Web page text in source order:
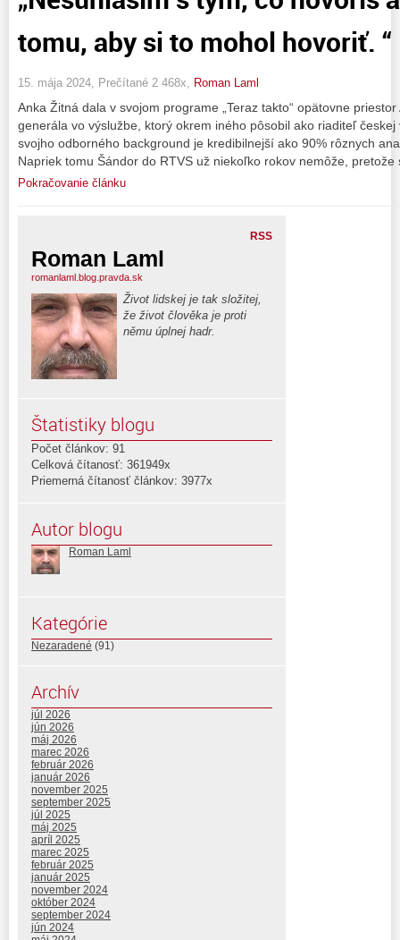
tomu, aby si to mohol hovoriť. “
15. mája 2024, Prečítané 2 468x, Roman Laml
Anka Žitná dala v svojom programe „Teraz takto“ opätovne
generála vo výslužbe, ktorý okrem iného pôsobil ako riaditeľ
svojho odborného background je kredibilnejší ako 90% rôznych
Napriek tomu Šándor do RTVS už niekoľko rokov nemôže,
Pokračovanie článku
RSS
Roman Laml
romanlaml.blog.pravda.sk
Život lidskej je tak složitej,
že život člověka je proti
němu úplnej hadr.
Štatistiky blogu
Počet článkov: 91
Celková čítanosť: 361949x
Priemerná čítanosť článkov: 3977x
Autor blogu
Roman Laml
Kategórie
Nezaradené (91)
Archív
júl 2026
jún 2026
máj 2026
marec 2026
február 2026
január 2026
november 2025
september 2025
júl 2025
máj 2025
apríl 2025
marec 2025
február 2025
január 2025
november 2024
október 2024
september 2024
jún 2024